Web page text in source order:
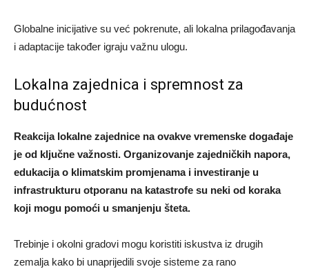
Globalne inicijative su već pokrenute, ali lokalna prilagođavanja
i adaptacije također igraju važnu ulogu.
Lokalna zajednica i spremnost za
budućnost
Reakcija lokalne zajednice na ovakve vremenske događaje
je od ključne važnosti. Organizovanje zajedničkih napora,
edukacija o klimatskim promjenama i investiranje u
infrastrukturu otporanu na katastrofe su neki od koraka
koji mogu pomoći u smanjenju šteta.
Trebinje i okolni gradovi mogu koristiti iskustva iz drugih
zemalja kako bi unaprijedili svoje sisteme za rano